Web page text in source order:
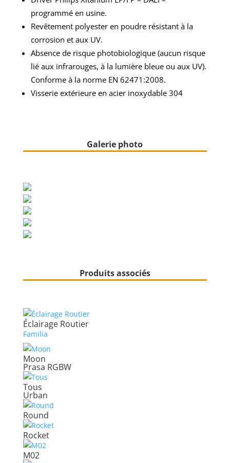
programmé en usine.
Revêtement polyester en poudre résistant à la
corrosion et aux UV.
Absence de risque photobiologique (aucun risque
lié aux infrarouges, à la lumière bleue ou aux UV).
Conforme à la norme EN 62471:2008.
Visserie extérieure en acier inoxydable 304
Galerie photo
Produits associés
Éclairage Routier
Familia
Moon
Prasa RGBW
Tous
Urban
Round
Rocket
M02